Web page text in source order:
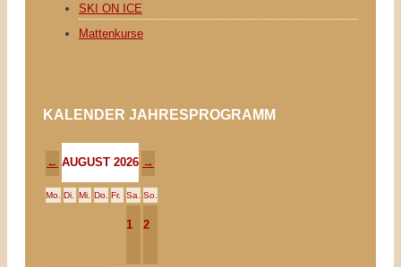
SKI ON ICE
Mattenkurse
KALENDER JAHRESPROGRAMM
← AUGUST 2026 →
Mo. Di. Mi. Do. Fr. Sa. So.
1 2